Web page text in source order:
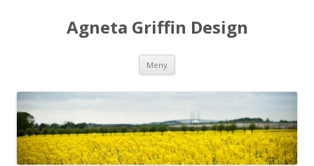
Agneta Griffin Design
Meny